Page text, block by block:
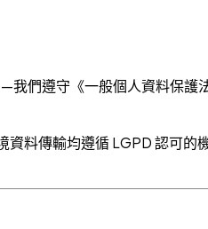
們遵守《一般個人資料保護
料傳輸均遵循 LGPD 認可的